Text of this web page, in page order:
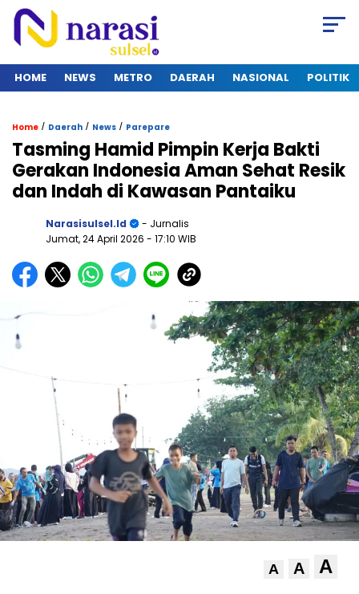
HOME NEWS METRO DAERAH NASIONAL POLITIK
Home / Daerah / News / Parepare
Tasming Hamid Pimpin Kerja Bakti
Gerakan Indonesia Aman Sehat Resik
dan Indah di Kawasan Pantaiku
Narasisulsel.id
- Jurnalis
Jumat, 24 April 2026 - 17:10 WIB
A A A